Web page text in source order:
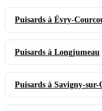
Puisards à Évry-
Puisards à Longjumeau
Puisards à Savigny-sur-